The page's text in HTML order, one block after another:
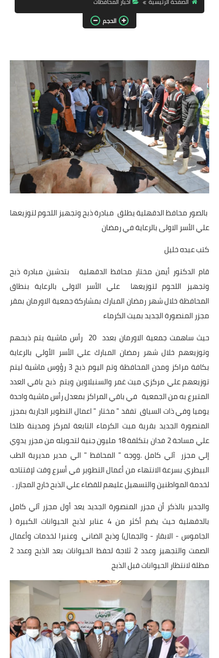
مقالات واراء
القاهرة
القليوبية
الجيزة
الاسكندرية
الدقهلية
سوهاج
أسيوط
شمال سيناء
صحة
البوابة التعليمية
اقتصاد
المرأة والطفل
حكاية صورة
ثقافة
بداية tv
الحجم
بالصور محافظ الدقهلية يطلق مبادرة ذبح وتجهيز اللحوم لتوزيعها
علي الأسر الاولى بالرعاية في رمضان
كتب عبده خليل
قام الدكتور أيمن مختار محافظ الدقهلية بتدشين مبادرة ذبح
وتجهيز اللحوم لتوزيعها علي الأسر الاولى بالرعاية بنطاق
المحافظة خلال شهر رمضان المبارك بمشاركة جمعية الاورمان بمقر
مجزر المنصورة الجديد بميت الكرماء
حيث ساهمت جمعية الاورمان بعدد 20 رأس ماشية يتم ذبحهم
وتوزيعهم خلال شهر رمضان المبارك علي الأسر الأولي بالرعاية
بكافة مراكز ومدن المحافظة وتم اليوم ذبح 3 رؤوس ماشية ليتم
توزيعهم علي مركزي ميت غمر والسنبلاوين ويتم ذبح باقي العدد
المتبرع به من الجمعية في باقي المراكز بمعدل رأس ماشية واحدة
يوميا وفي ذات السياق تفقد " مختار " اعمال التطوير الجارية بمجزر
المنصورة الجديد بقرية ميت الكرماء التابعة لمركز ومدينة طلخا
علي مساحة 2 فدان بتكلفة 18 مليون جنية لتحويله من مجزر يدوي
إلي مجزر آلي كامل .ووجه " المحافظ " الي مدير مديرية الطب
البيطري بسرعة الانتهاء من أعمال التطوير في أسرع وقت لإفتتاحه
لخدمة المواطنين والتسهيل عليهم للقضاء علي الذبح خارج المجازر .
والجدير بالذكر أن مجزر المنصورة الجديد يعد أول مجزر آلي كامل
بالدقهلية حيث يضم أكثر من 4 عنابر لذبح الحيوانات الكبيرة (
الجاموس - الابقار - والجمال) وذبح الضاني وعنبرا لخدمات وأعمال
الصمت والتجهيز وعدد 2 ثلاجة لحفظ الحيوانات بعد الذبح وعدد 2
مظلة لانتظار الحيوانات قبل الذبح